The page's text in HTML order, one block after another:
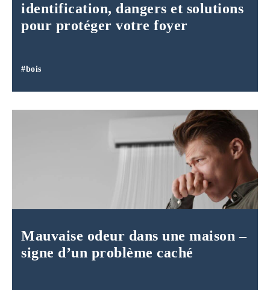
identification, dangers et solutions
pour protéger votre foyer
#bois
Mauvaise odeur dans une maison –
signe d’un problème caché